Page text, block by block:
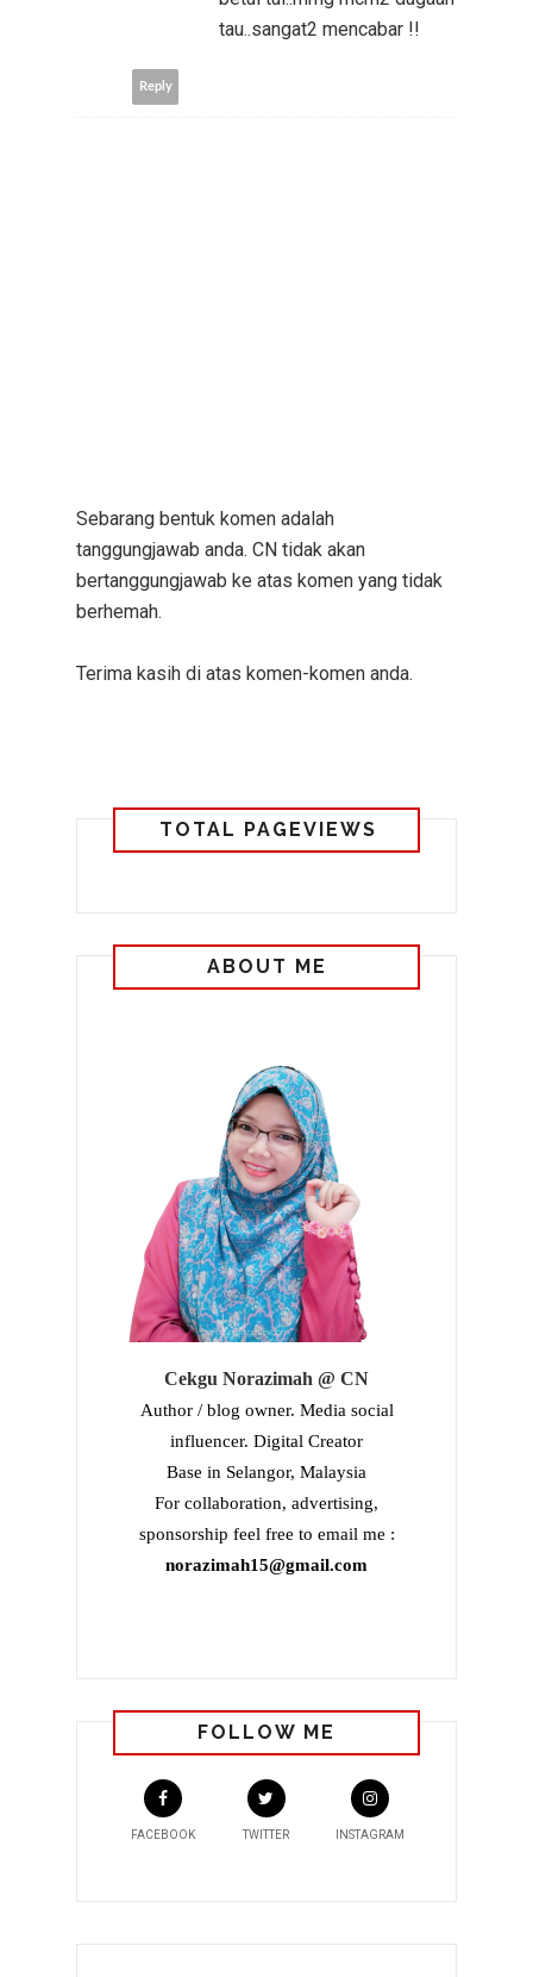
tau..sangat2 mencabar !!
Reply
Sebarang bentuk komen adalah
tanggungjawab anda. CN tidak akan
bertanggungjawab ke atas komen yang tidak
berhemah.
Terima kasih di atas komen-komen anda.
TOTAL PAGEVIEWS
ABOUT ME
Cekgu Norazimah @ CN
Author / blog owner. Media social
influencer. Digital Creator
Base in Selangor, Malaysia
For collaboration, advertising,
sponsorship feel free to email me :
norazimah15@gmail.com
FOLLOW ME
FACEBOOK TWITTER INSTAGRAM